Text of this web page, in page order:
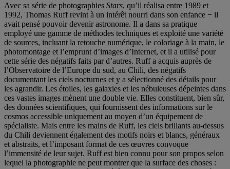
Avec sa série de photographies Stars, qu’il réalisa entre 1989 et
1992, Thomas Ruff revint à un intérêt nourri dans son enfance − il
avait pensé pouvoir devenir astronome. Il a dans sa pratique
employé une gamme de méthodes techniques et exploité une variété
de sources, incluant la retouche numérique, le coloriage à la main, le
photomontage et l’emprunt d’images d’Internet, et il a utilisé pour
cette série des négatifs faits par d’autres. Ruff a acquis auprès de
l’Observatoire de l’Europe du sud, au Chili, des négatifs
documentant les ciels nocturnes et y a sélectionné des détails pour
les agrandir. Les étoiles, les galaxies et les nébuleuses dépeintes dans
ces vastes images mènent une double vie. Elles constituent, bien sûr,
des données scientifiques, qui fournissent des informations sur le
cosmos accessible uniquement au moyen d’un équipement de
spécialiste. Mais entre les mains de Ruff, les ciels brillants au-dessus
du Chili deviennent également des motifs noirs et blancs, généraux
et abstraits, et l’imposant format de ces œuvres convoque
l’immensité de leur sujet. Ruff est bien connu pour son propos selon
lequel la photographie ne peut montrer que la surface des choses :